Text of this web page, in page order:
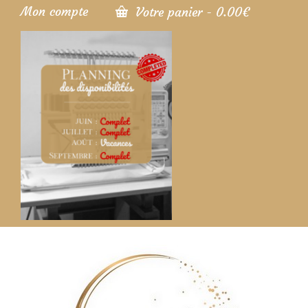
Mon compte Votre panier - 0.00€